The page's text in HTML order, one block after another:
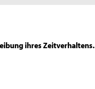
ihres Zeitverhaltens.